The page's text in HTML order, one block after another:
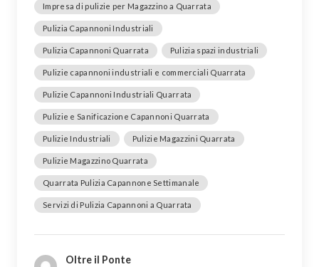
Impresa di pulizie per Magazzino a Quarrata
Pulizia Capannoni Industriali
Pulizia Capannoni Quarrata Pulizia spazi industriali
Pulizie capannoni industriali e commerciali Quarrata
Pulizie Capannoni Industriali Quarrata
Pulizie e Sanificazione Capannoni Quarrata
Pulizie Industriali Pulizie Magazzini Quarrata
Pulizie Magazzino Quarrata
Quarrata Pulizia Capannone Settimanale
Servizi di Pulizia Capannoni a Quarrata
Oltre il Ponte